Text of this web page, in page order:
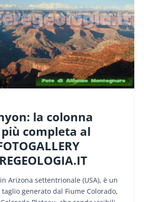
la colonna
completa al
Arizona settentrionale (USA), è un
generato dal Fiume Colorado,